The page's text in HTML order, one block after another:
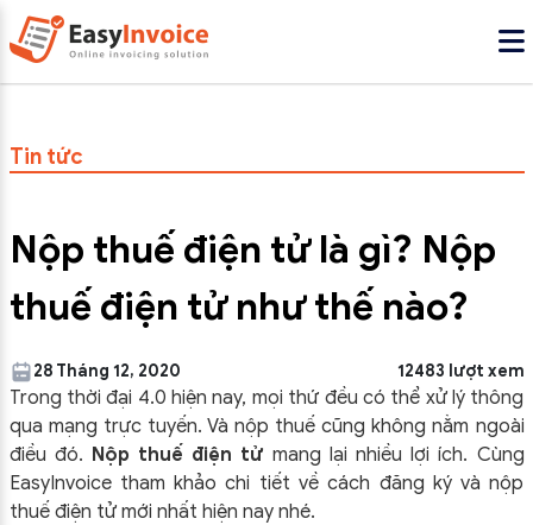
Tin tức
Nộp thuế điện tử là gì? Nộp
thuế điện tử như thế nào?
28 Tháng 12, 2020 12483 lượt xem
Trong thời đại 4.0 hiện nay, mọi thứ đều có thể xử lý thông
qua mạng trực tuyến. Và nộp thuế cũng không nằm ngoài
điều đó. Nộp thuế điện tử mang lại nhiều lợi ích. Cùng
EasyInvoice tham khảo chi tiết về cách đăng ký và nộp
thuế điện tử mới nhất hiện nay nhé.